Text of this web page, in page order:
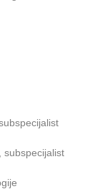
subspecijalist